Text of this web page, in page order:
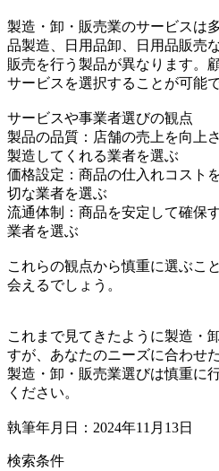
製造・卸・販売業のサービスは
品製造、日用品卸、日用品販売
販売を行う製品が異なります。
サービスを選択することが可能で
サービスや事業者選びの観点
製品の品質：店舗の売上を向上
製造してくれる業者を選ぶ
価格設定：商品の仕入れコスト
切な業者を選ぶ
流通体制：商品を安定して確保
業者を選ぶ
これらの観点から慎重に選ぶこ
会えるでしょう。
これまで見てきたように製造・
すが、あなたのニーズに合わせ
製造・卸・販売業選びは慎重に
ください。
執筆年月日：2024年11月13日
検索条件